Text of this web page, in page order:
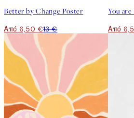
Better by Change Poster
Από 6,50 €13 €
You
Από